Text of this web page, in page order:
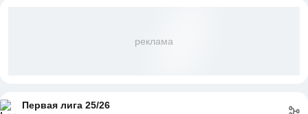
реклама
Первая лига 25/26